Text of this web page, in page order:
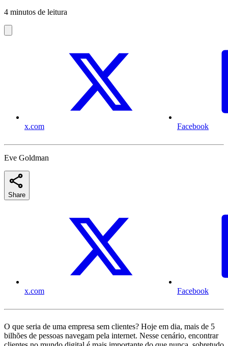
4 minutos de leitura
x.com Facebook
Eve Goldman
Share
x.com Facebook
O que seria de uma empresa sem clientes? Hoje em dia, mais de 5
bilhões de pessoas navegam pela internet. Nesse cenário, encontrar